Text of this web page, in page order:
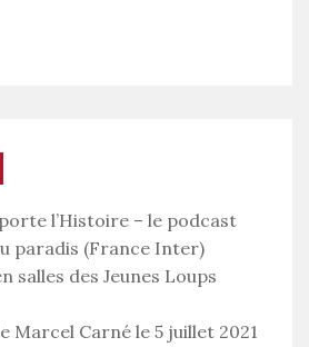
l’Histoire – le podcast
paradis (France Inter)
salles des Jeunes Loups
Marcel Carné le 5 juillet 2021